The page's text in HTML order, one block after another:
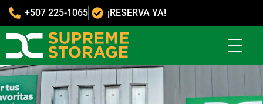
+507 225-1065 ¡RESERVA YA!